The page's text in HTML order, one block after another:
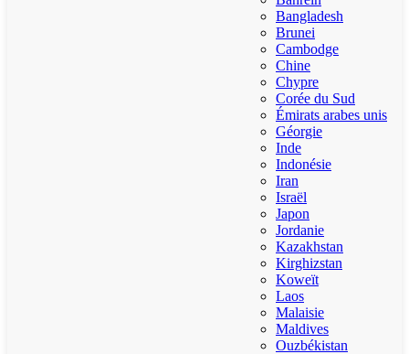
Bangladesh
Brunei
Cambodge
Chine
Chypre
Corée du Sud
Émirats arabes unis
Géorgie
Inde
Indonésie
Iran
Israël
Japon
Jordanie
Kazakhstan
Kirghizstan
Koweït
Laos
Malaisie
Maldives
Ouzbékistan